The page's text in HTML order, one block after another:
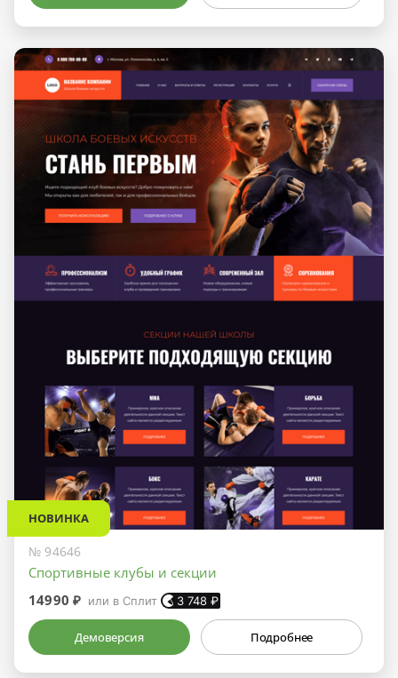
НОВИНКА
№ 94646
Спортивные клубы и секции
14990 ₽ или в Сплит 3 748 ₽
Демоверсия Подробнее